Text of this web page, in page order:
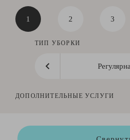
1 2 3
ТИП УБОРКИ
ДОПОЛНИТЕЛЬНЫЕ УСЛУГИ